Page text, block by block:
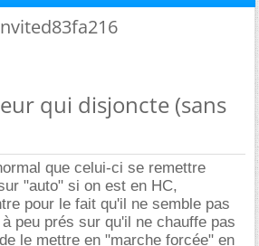
qui disjoncte (sans
que celui-ci se remettre
"auto" si on est en HC,
pour le fait qu'il ne semble pas
peu prés sur qu'il ne chauffe pas
le mettre en "marche forcée" en